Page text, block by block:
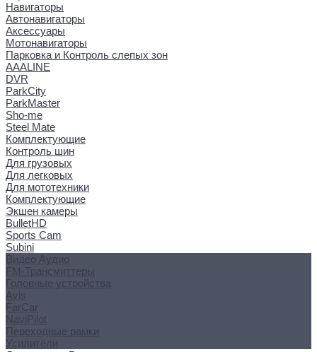
Навигаторы
Автонавигаторы
Аксессуары
Мотонавигаторы
Парковка и Контроль слепых зон
AAALINE
DVR
ParkCity
ParkMaster
Sho-me
Steel Mate
Комплектующие
Контроль шин
Для грузовых
Для легковых
Для мототехники
Комплектующие
Экшен камеры
BulletHD
Sports Cam
Subini
Видео Аудио
FM-Трансмиттеры
Головные устройства
Avis
FarCar
NaviPilot
Переходные рамки
Усилители